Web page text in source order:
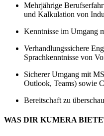
Mehrjährige
und Kalkulation von
Kenntnisse im Umgang
Verhandlungssichere
Sprachkenntnisse von
Sicherer Umgang mit
Outlook, Teams) sowie
Bereitschaft zu
WAS DIR KUMERA